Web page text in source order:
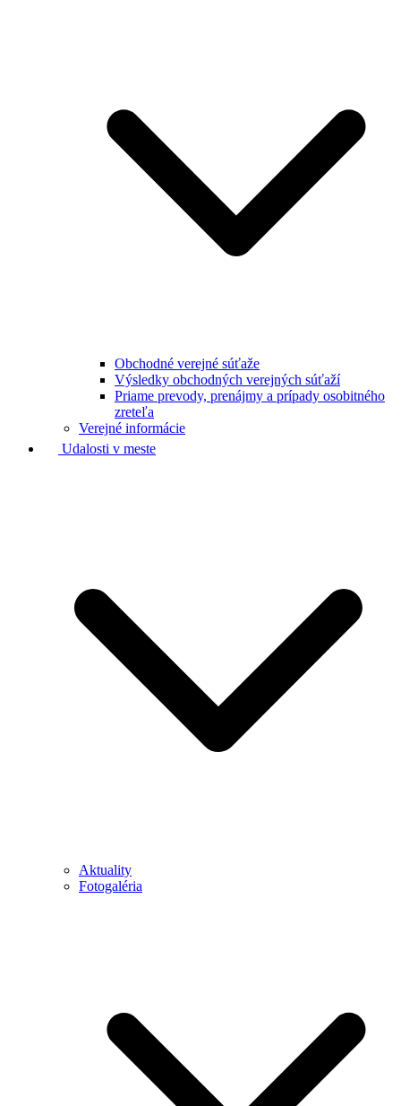
Obchodné verejné súťaže
Výsledky obchodných verejných súťaží
Priame prevody, prenájmy a prípady osobitného
zreteľa
Verejné informácie
Udalosti v meste
Aktuality
Fotogaléria